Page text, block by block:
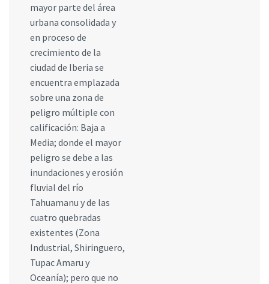
mayor parte del área
urbana consolidada y
en proceso de
crecimiento de la
ciudad de Iberia se
encuentra emplazada
sobre una zona de
peligro múltiple con
calificación: Baja a
Media; donde el mayor
peligro se debe a las
inundaciones y erosión
fluvial del río
Tahuamanu y de las
cuatro quebradas
existentes (Zona
Industrial, Shiringuero,
Tupac Amaru y
Oceanía); pero que no